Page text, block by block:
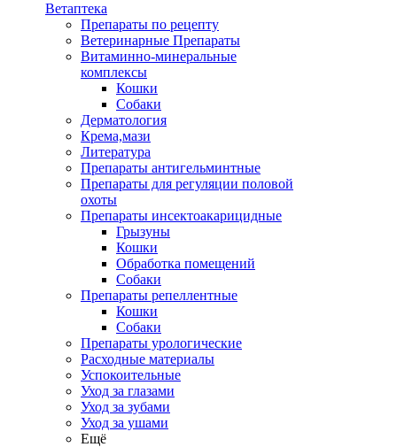
Ветаптека
Препараты по рецепту
Ветеринарные Препараты
Витаминно-минеральные
комплексы
Кошки
Собаки
Дерматология
Крема,мази
Литература
Препараты антигельминтные
Препараты для регуляции половой
охоты
Препараты инсектоакарицидные
Грызуны
Кошки
Обработка помещений
Собаки
Препараты репеллентные
Кошки
Собаки
Препараты урологические
Расходные материалы
Успокоительные
Уход за глазами
Уход за зубами
Уход за ушами
Ещё